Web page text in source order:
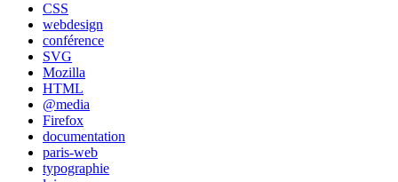
CSS
webdesign
conférence
SVG
Mozilla
HTML
@media
Firefox
documentation
paris-web
typographie